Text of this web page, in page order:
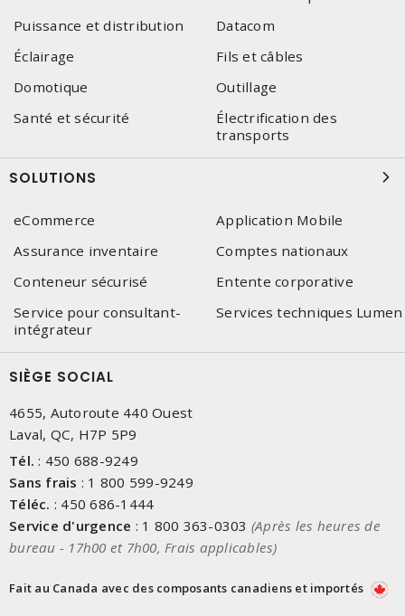
Puissance et distribution
Datacom
Éclairage
Fils et câbles
Domotique
Outillage
Santé et sécurité
Électrification des
transports
SOLUTIONS
eCommerce
Application Mobile
Assurance inventaire
Comptes nationaux
Conteneur sécurisé
Entente corporative
Service pour consultant-
intégrateur
Services techniques Lumen
SIÈGE SOCIAL
4655, Autoroute 440 Ouest
Laval, QC, H7P 5P9
Tél. : 450 688-9249
Sans frais : 1 800 599-9249
Téléc. : 450 686-1444
Service d'urgence : 1 800 363-0303 (Après les heures de
bureau - 17h00 et 7h00, Frais applicables)
Fait au Canada avec des composants canadiens et importés